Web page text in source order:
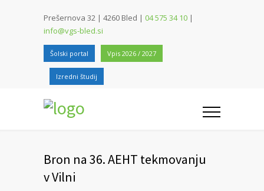
Prešernova 32 | 4260 Bled | 04 575 34 10 |
info@vgs-bled.si
Šolski portal Vpis 2026 / 2027
Izredni študij
Bron na 36. AEHT tekmovanju
v Vilni